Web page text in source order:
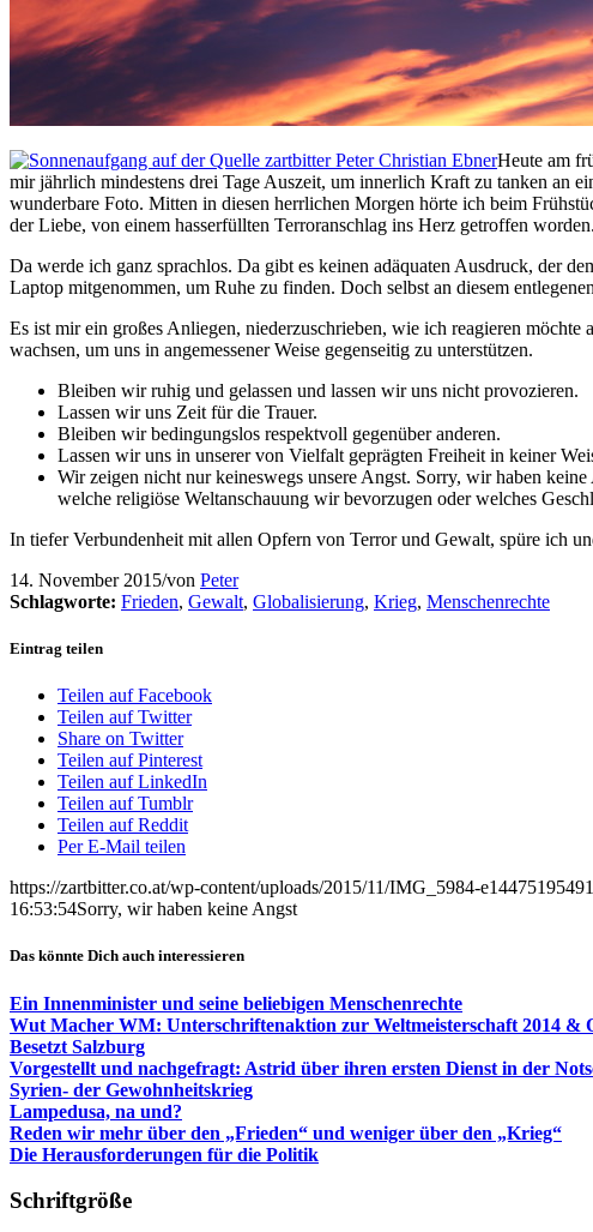
Heute am
mir jährlich mindestens drei Tage Auszeit, um innerlich Kraft zu tanken an
wunderbare Foto. Mitten in diesen herrlichen Morgen hörte ich beim
der Liebe, von einem hasserfüllten Terroranschlag ins Herz getroffen worden.
Da werde ich ganz sprachlos. Da gibt es keinen adäquaten Ausdruck, der
Laptop mitgenommen, um Ruhe zu finden. Doch selbst an diesem
Es ist mir ein großes Anliegen, niederzuschrieben, wie ich reagieren
wachsen, um uns in angemessener Weise gegenseitig zu unterstützen.
Bleiben wir ruhig und gelassen und lassen wir uns nicht provozieren.
Lassen wir uns Zeit für die Trauer.
Bleiben wir bedingungslos respektvoll gegenüber anderen.
Lassen wir uns in unserer von Vielfalt geprägten Freiheit in keiner
Wir zeigen nicht nur keineswegs unsere Angst. Sorry, wir haben
welche religiöse Weltanschauung wir bevorzugen oder welches
In tiefer Verbundenheit mit allen Opfern von Terror und Gewalt, spüre ich
14. November 2015/von Peter
Schlagworte: Frieden, Gewalt, Globalisierung, Krieg, Menschenrechte
Eintrag teilen
Teilen auf Facebook
Teilen auf Twitter
Share on Twitter
Teilen auf Pinterest
Teilen auf LinkedIn
Teilen auf Tumblr
Teilen auf Reddit
Per E-Mail teilen
https://zartbitter.co.at/wp-content/uploads/2015/11/IMG_5984-
16:53:54Sorry, wir haben keine Angst
Das könnte Dich auch interessieren
Ein Innenminister und seine beliebigen Menschenrechte
Wut Macher WM: Unterschriftenaktion zur Weltmeisterschaft 2014 &
Besetzt Salzburg
Vorgestellt und nachgefragt: Astrid über ihren ersten Dienst in der
Syrien- der Gewohnheitskrieg
Lampedusa, na und?
Reden wir mehr über den „Frieden“ und weniger über den „Krieg“
Die Herausforderungen für die Politik
Schriftgröße